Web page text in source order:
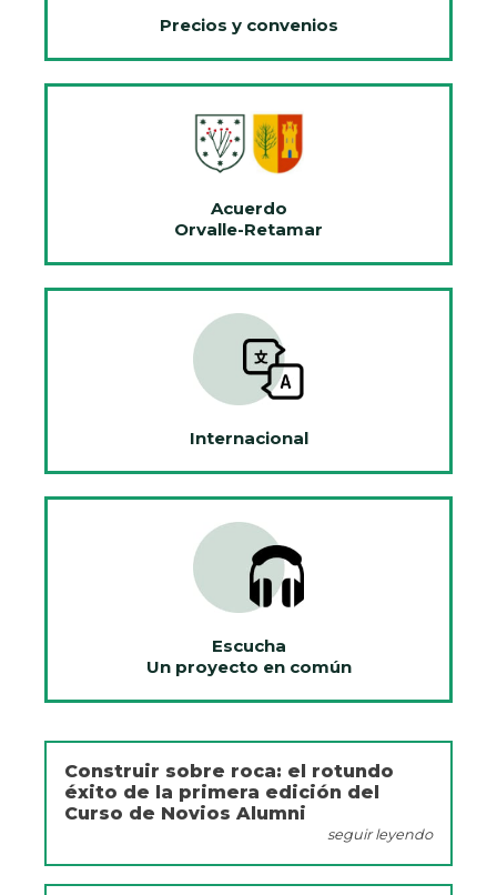
Precios y convenios
Acuerdo
Orvalle-Retamar
Internacional
Escucha
Un proyecto en común
Construir sobre roca: el rotundo
éxito de la primera edición del
Curso de Novios Alumni
seguir leyendo